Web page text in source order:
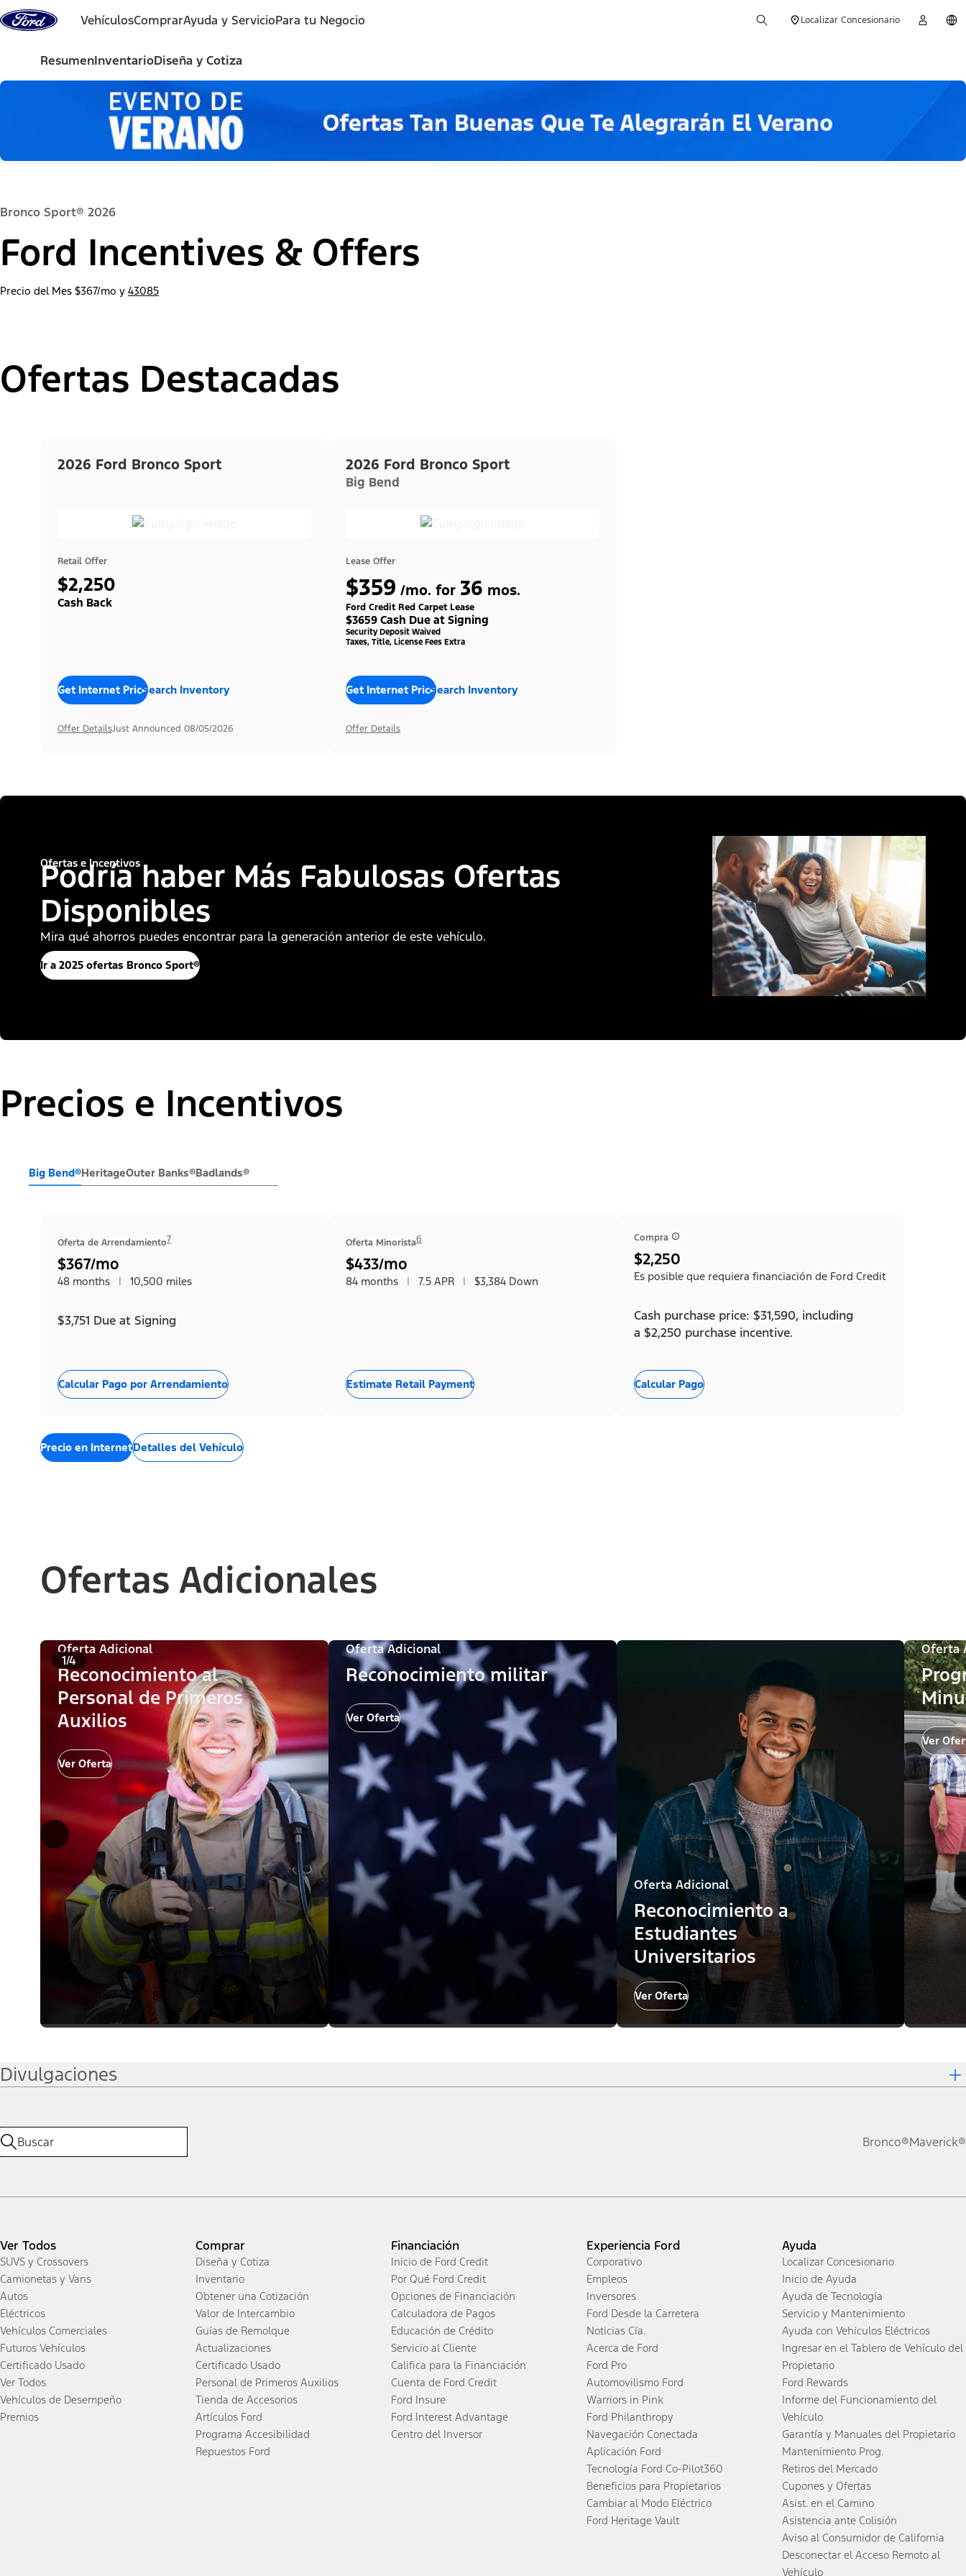
Saltar al contenido
VehículosComprarAyuda y ServicioPara tu Negocio Localizar Concesionario
ResumenInventarioDiseña y Cotiza
Bronco Sport® 2026
Ford Incentives & Offers
Precio del Mes $367/mo y 43085
Ofertas Destacadas
2026 Ford Bronco Sport
Retail Offer
$2,250
Cash Back
Get Internet PriceSearch Inventory
Offer DetailsJust Announced 08/05/2026
2026 Ford Bronco Sport
Big Bend
Lease Offer
$359 /mo. for 36 mos.
Ford Credit Red Carpet Lease
$3659 Cash Due at Signing
Security Deposit Waived
Taxes, Title, License Fees Extra
Get Internet PriceSearch Inventory
Offer Details
Ofertas e Incentivos
Podría haber Más Fabulosas Ofertas
Disponibles
Mira qué ahorros puedes encontrar para la generación anterior de este vehículo.
Ir a 2025 ofertas Bronco Sport®
Precios e Incentivos
Big Bend®HeritageOuter Banks®Badlands®
Oferta de Arrendamiento7
$367/mo
48 months | 10,500 miles
$3,751 Due at Signing
Calcular Pago por Arrendamiento
Oferta Minorista6
$433/mo
84 months | 7.5 APR | $3,384 Down
Estimate Retail Payment
Compra
$2,250
Es posible que requiera financiación de Ford Credit
Cash purchase price: $31,590, including
a $2,250 purchase incentive.
Calcular Pago
Precio en InternetDetalles del Vehículo
Ofertas Adicionales
1/4
Oferta Adicional
Reconocimiento al
Personal de Primeros
Auxilios
Ver Oferta
Oferta Adicional
Reconocimiento militar
Ver Oferta
Oferta Adicional
Reconocimiento a
Estudiantes
Universitarios
Ver Oferta
Oferta
Ver
Divulgaciones
Bronco®Maverick®
Ver Todos
SUVS y Crossovers
Camionetas y Vans
Autos
Eléctricos
Vehículos Comerciales
Futuros Vehículos
Certificado Usado
Ver Todos
Vehículos de Desempeño
Premios
Comprar
Diseña y Cotiza
Inventario
Obtener una Cotización
Valor de Intercambio
Guías de Remolque
Actualizaciones
Certificado Usado
Personal de Primeros Auxilios
Tienda de Accesorios
Artículos Ford
Programa Accesibilidad
Repuestos Ford
Financiación
Inicio de Ford Credit
Por Qué Ford Credit
Opciones de Financiación
Calculadora de Pagos
Educación de Crédito
Servicio al Cliente
Califica para la Financiación
Cuenta de Ford Credit
Ford Insure
Ford Interest Advantage
Centro del Inversor
Experiencia Ford
Corporativo
Empleos
Inversores
Ford Desde la Carretera
Noticias Cía.
Acerca de Ford
Ford Pro
Automovilismo Ford
Warriors in Pink
Ford Philanthropy
Navegación Conectada
Aplicación Ford
Tecnología Ford Co-Pilot360
Beneficios para Propietarios
Cambiar al Modo Eléctrico
Ford Heritage Vault
Ayuda
Localizar Concesionario
Inicio de Ayuda
Ayuda de Tecnología
Servicio y Mantenimiento
Ayuda con Vehículos Eléctricos
Ingresar en el Tablero de Vehículo del
Propietario
Ford Rewards
Informe del Funcionamiento del
Vehículo
Garantía y Manuales del Propietario
Mantenimiento Prog.
Retiros del Mercado
Cupones y Ofertas
Asist. en el Camino
Asistencia ante Colisión
Aviso al Consumidor de California
Desconectar el Acceso Remoto al
Vehículo